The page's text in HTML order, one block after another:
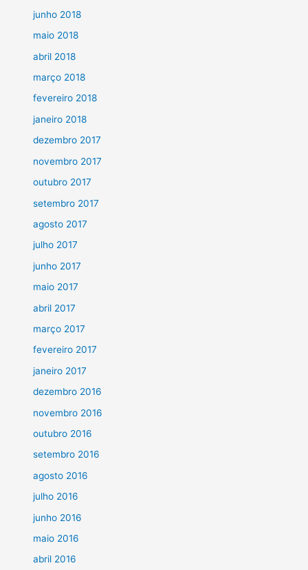
junho 2018
maio 2018
abril 2018
março 2018
fevereiro 2018
janeiro 2018
dezembro 2017
novembro 2017
outubro 2017
setembro 2017
agosto 2017
julho 2017
junho 2017
maio 2017
abril 2017
março 2017
fevereiro 2017
janeiro 2017
dezembro 2016
novembro 2016
outubro 2016
setembro 2016
agosto 2016
julho 2016
junho 2016
maio 2016
abril 2016